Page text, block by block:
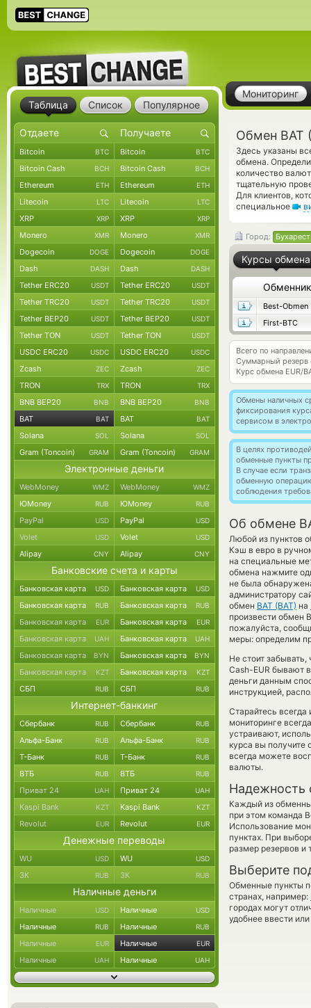
Мониторинг
Обмен BAT
Здесь указаны
обмена.
количество
тщательную
Для клиентов,
специальное
Город: Бухарест
Курсы обмена
Обменник
Best-Obmen
First-BTC
Всего по
Суммарный резерв
Курс обмена EUR/
Обмены наличных
фиксирования
сервисом в
В целях
обменные пункты
В случае если
обменную
соблюдения
Об обмене
Любой из пунктов
Кэш в евро в
на специальные
обмена нажмите
не была
администратору
обмен BAT (BAT) на
произвести обмен
пожалуйста,
меры: определим
Не стоит
Cash-EUR бывают
деньги данным
инструкцией,
Старайтесь всегда
мониторинге
устраивают,
курса вы получите
всегда можете
валюты.
Надежность
Каждый из
при этом команда
Использование
пунктах. При
размер резервов и
Выберите
Обменные пункты
странах, например:
городах могут
удобнее ввести
Таблица Список Популярное
Bitcoin BTC Bitcoin BTC
Bitcoin Cash BCH Bitcoin Cash BCH
Ethereum ETH Ethereum ETH
Litecoin LTC Litecoin LTC
XRP XRP XRP XRP
Monero XMR Monero XMR
Dogecoin DOGE Dogecoin DOGE
Dash DASH Dash DASH
Tether ERC20 USDT Tether ERC20 USDT
Tether TRC20 USDT Tether TRC20 USDT
Tether BEP20 USDT Tether BEP20 USDT
Tether TON USDT Tether TON USDT
USDC ERC20 USDC USDC ERC20 USDC
Zcash ZEC Zcash ZEC
TRON TRX TRON TRX
BNB BEP20 BNB BNB BEP20 BNB
BAT BAT BAT BAT
Solana SOL Solana SOL
Gram (Toncoin) GRAM Gram (Toncoin) GRAM
Электронные деньги
WebMoney WMZ WebMoney WMZ
ЮMoney RUB ЮMoney RUB
PayPal USD PayPal USD
Volet USD Volet USD
Alipay CNY Alipay CNY
Банковские счета и карты
Банковская карта USD Банковская карта USD
Банковская карта RUB Банковская карта RUB
Банковская карта EUR Банковская карта EUR
Банковская карта UAH Банковская карта UAH
Банковская карта BYN Банковская карта BYN
Банковская карта KZT Банковская карта KZT
СБП RUB СБП RUB
Интернет-банкинг
Сбербанк RUB Сбербанк RUB
Альфа-Банк RUB Альфа-Банк RUB
Т-Банк RUB Т-Банк RUB
ВТБ RUB ВТБ RUB
Приват 24 UAH Приват 24 UAH
Kaspi Bank KZT Kaspi Bank KZT
Revolut EUR Revolut EUR
Денежные переводы
WU USD WU USD
ЗК RUB ЗК RUB
Наличные деньги
Наличные USD Наличные USD
Наличные RUB Наличные RUB
Наличные EUR Наличные EUR
Наличные UAH Наличные UAH